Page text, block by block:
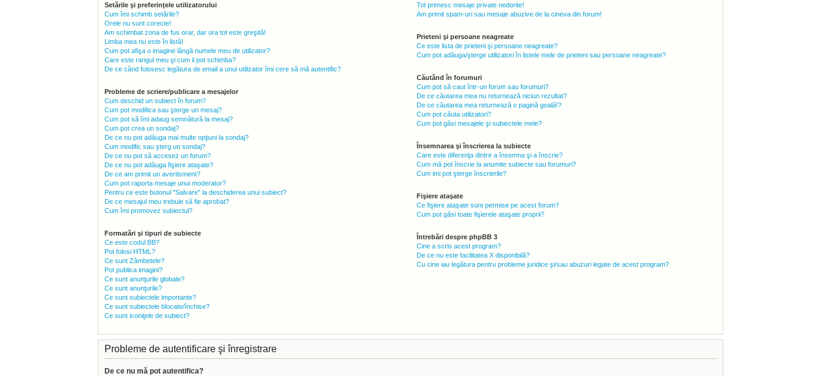
Setările şi preferinţele utilizatorului
Cum îmi schimb setările?
Orele nu sunt corecte!
Am schimbat zona de fus orar, dar ora tot este greşită!
Limba mea nu este în listă!
Cum pot afişa o imagine lângă numele meu de utilizator?
Care este rangul meu şi cum il pot schimba?
De ce când folosesc legătura de email a unui utilizator îmi cere să mă autentific?
Probleme de scriere/publicare a mesajelor
Cum deschid un subiect în forum?
Cum pot modifica sau şterge un mesaj?
Cum pot să îmi adaug semnătură la mesaj?
Cum pot crea un sondaj?
De ce nu pot adăuga mai multe opţiuni la sondaj?
Cum modific sau şterg un sondaj?
De ce nu pot să accesez un forum?
De ce nu pot adăuga fişiere ataşate?
De ce am primit un avertisment?
Cum pot raporta mesaje unui moderator?
Pentru ce este butonul "Salvare" la deschiderea unui subiect?
De ce mesajul meu trebuie să fie aprobat?
Cum îmi promovez subiectul?
Formatări şi tipuri de subiecte
Ce este codul BB?
Pot folosi HTML?
Ce sunt Zâmbetele?
Pot publica imagini?
Ce sunt anunţurile globale?
Ce sunt anunţurile?
Ce sunt subiectele importante?
Ce sunt subiectele blocate/închise?
Ce sunt iconiţele de subiect?
Tot primesc mesaje private nedorite!
Am primit spam-uri sau mesaje abuzive de la cineva din forum!
Prieteni şi persoane neagreate
Ce este lista de prieteni şi persoane neagreate?
Cum pot adăuga/şterge utilizatori în listele mele de prieteni sau persoane neagreate?
Căutând în forumuri
Cum pot să caut într-un forum sau forumuri?
De ce căutarea mea nu returnează niciun rezultat?
De ce căutarea mea returnează o pagină goală!?
Cum pot căuta utilizatori?
Cum pot găsi mesajele şi subiectele mele?
Însemnarea şi înscrierea la subiecte
Care este diferenţa dintre a însemna şi a înscrie?
Cum mă pot înscrie la anumite subiecte sau forumuri?
Cum imi pot şterge înscrierile?
Fişiere ataşate
Ce fişiere ataşate sunt permise pe acest forum?
Cum pot găsi toate fişierele ataşate proprii?
Întrebări despre phpBB 3
Cine a scris acest program?
De ce nu este facilitatea X disponibilă?
Cu cine iau legătura pentru probleme juridice şi/sau abuzuri legate de acest program?
Probleme de autentificare şi înregistrare
De ce nu mă pot autentifica?